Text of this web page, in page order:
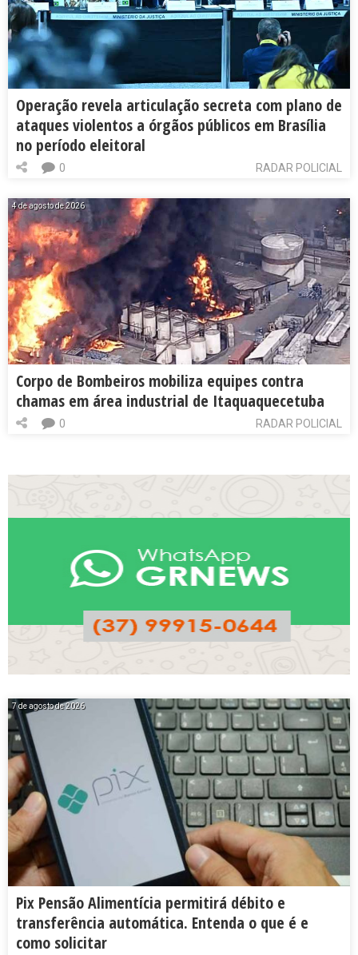
Operação revela articulação secreta com plano de
ataques violentos a órgãos públicos em Brasília
no período eleitoral
RADAR POLICIAL
0
4 de agosto de 2026
Corpo de Bombeiros mobiliza equipes contra
chamas em área industrial de Itaquaquecetuba
RADAR POLICIAL
0
7 de agosto de 2026
Pix Pensão Alimentícia permitirá débito e
transferência automática. Entenda o que é e
como solicitar